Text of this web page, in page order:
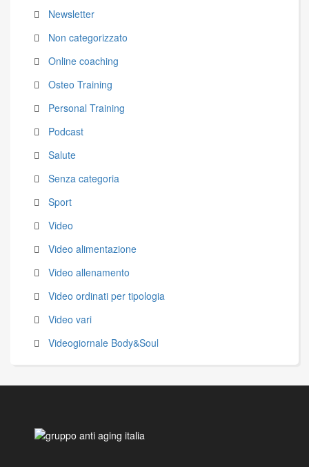
Newsletter
Non categorizzato
Online coaching
Osteo Training
Personal Training
Podcast
Salute
Senza categoria
Sport
Video
Video alimentazione
Video allenamento
Video ordinati per tipologia
Video vari
Videogiornale Body&Soul